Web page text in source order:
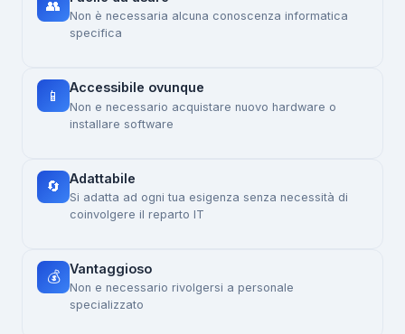
👥
Non è necessaria alcuna conoscenza informatica
specifica
📱 Accessibile ovunque
Non e necessario acquistare nuovo hardware o
installare software
🔄 Adattabile
Si adatta ad ogni tua esigenza senza necessità di
coinvolgere il reparto IT
💰 Vantaggioso
Non e necessario rivolgersi a personale
specializzato